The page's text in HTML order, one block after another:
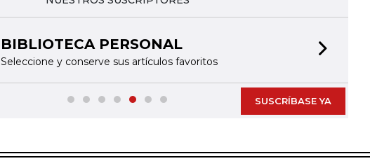
BIBLIOTECA PERSONAL
Seleccione y conserve sus artículos favoritos
SUSCRÍBASE YA